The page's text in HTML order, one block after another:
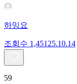
하잉요
조회수 1,451 25.10.14
59